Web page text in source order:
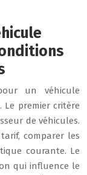
un véhicule
premier critère
de véhicules.
comparer les
courante. Le
qui influence le